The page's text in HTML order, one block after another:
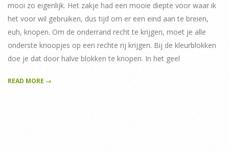
mooi zo eigenlijk. Het zakje had een mooie diepte voor waar ik
het voor wil gebruiken, dus tijd om er een eind aan te breien,
euh, knopen. Om de onderrand recht te krijgen, moet je alle
onderste knoopjes op een rechte rij krijgen. Bij de kleurblokken
doe je dat door halve blokken te knopen. In het geel
READ MORE →